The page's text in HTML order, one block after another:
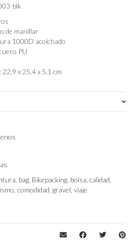
blk
de manillar
1000D acolchado
PU
x 25.4 x 5.1 cm
, bag, Bikepacking, bolsa, calidad,
, comodidad, gravel, viaje